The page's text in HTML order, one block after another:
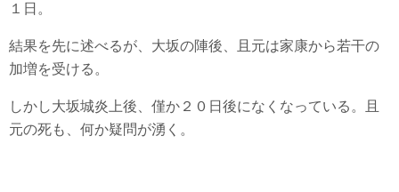
１日。
結果を先に述べるが、大坂の陣後、且元は家康から若干の
加増を受ける。
しかし大坂城炎上後、僅か２０日後になくなっている。且
元の死も、何か疑問が湧く。